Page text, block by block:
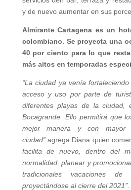
y de nuevo aumentar en sus
Almirante Cartagena es un
colombiano. Se proyecta una
40 por ciento para lo que
más altos en temporadas
“La ciudad ya venía
acceso y uso por parte de
diferentes playas de la ciudad,
Bocagrande. Ello permitirá que
mejor manera y con mayor
ciudad”agrega Diana quien
facilita de nuevo, dentro del
normalidad, planear y
tradicionales vacaciones
proyectándose al cierre del 2021”.